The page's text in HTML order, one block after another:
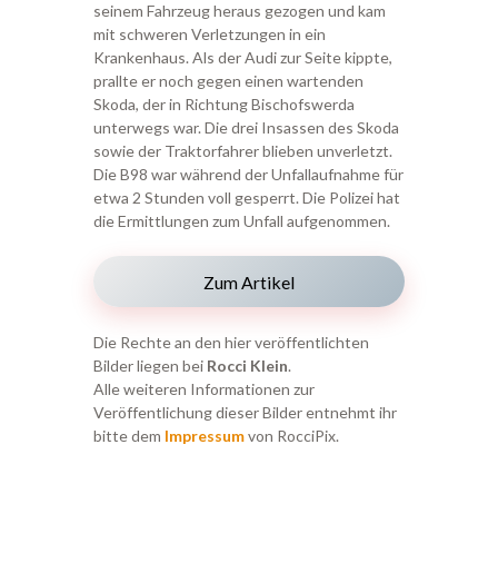
seinem Fahrzeug heraus gezogen und kam
mit schweren Verletzungen in ein
Krankenhaus. Als der Audi zur Seite kippte,
prallte er noch gegen einen wartenden
Skoda, der in Richtung Bischofswerda
unterwegs war. Die drei Insassen des Skoda
sowie der Traktorfahrer blieben unverletzt.
Die B98 war während der Unfallaufnahme für
etwa 2 Stunden voll gesperrt. Die Polizei hat
die Ermittlungen zum Unfall aufgenommen.
Zum Artikel
Die Rechte an den hier veröffentlichten
Bilder liegen bei Rocci Klein.
Alle weiteren Informationen zur
Veröffentlichung dieser Bilder entnehmt ihr
bitte dem Impressumvon RocciPix.